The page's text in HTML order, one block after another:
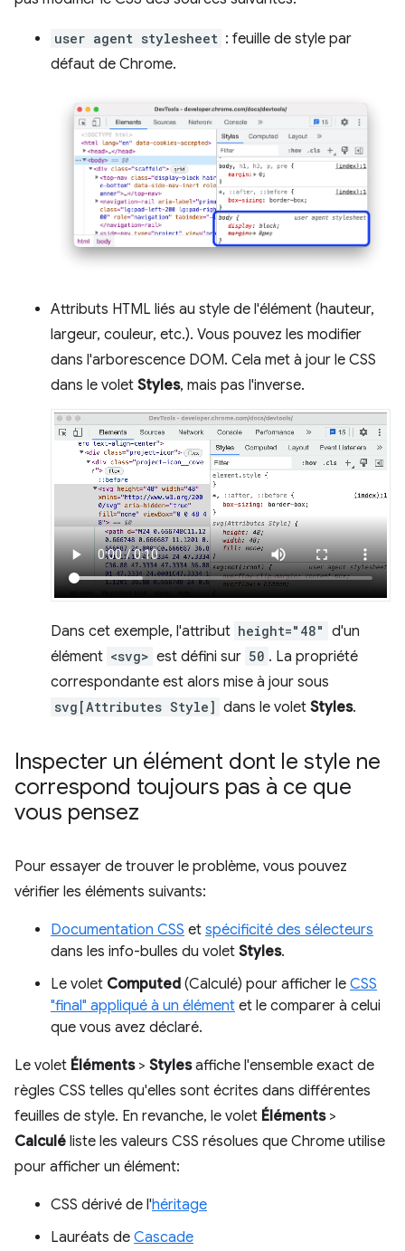
user agent stylesheet : feuille de style par
défaut de Chrome.
Attributs HTML liés au style de l'élément (hauteur,
largeur, couleur, etc.). Vous pouvez les modifier
dans l'arborescence DOM. Cela met à jour le CSS
dans le volet Styles, mais pas l'inverse.
Dans cet exemple, l'attribut height="48" d'un
élément <svg> est défini sur 50 . La propriété
correspondante est alors mise à jour sous
svg[Attributes Style] dans le volet Styles.
Inspecter un élément dont le style ne
correspond toujours pas à ce que
vous pensez
Pour essayer de trouver le problème, vous pouvez
vérifier les éléments suivants:
Documentation CSS et spécificité des sélecteurs
dans les info-bulles du volet Styles.
Le volet Computed (Calculé) pour afficher le CSS
"final" appliqué à un élément et le comparer à celui
que vous avez déclaré.
Le volet Éléments> Stylesaffiche l'ensemble exact de
règles CSS telles qu'elles sont écrites dans différentes
feuilles de style. En revanche, le volet Éléments>
Calculé liste les valeurs CSS résolues que Chrome utilise
pour afficher un élément:
CSS dérivé de l'héritage
Lauréats de Cascade